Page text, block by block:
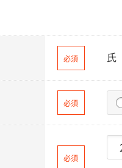
必須 氏
必須
必須